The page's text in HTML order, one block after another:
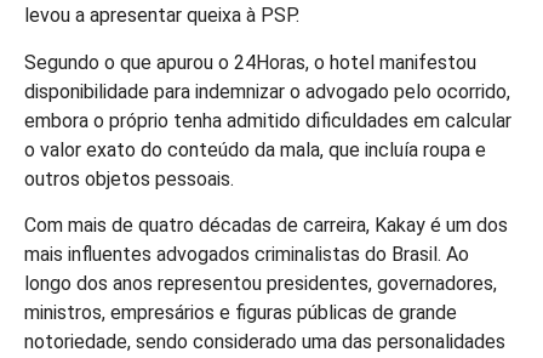
levou a apresentar queixa à PSP.
Segundo o que apurou o 24Horas, o hotel manifestou
disponibilidade para indemnizar o advogado pelo ocorrido,
embora o próprio tenha admitido dificuldades em calcular
o valor exato do conteúdo da mala, que incluía roupa e
outros objetos pessoais.
Com mais de quatro décadas de carreira, Kakay é um dos
mais influentes advogados criminalistas do Brasil. Ao
longo dos anos representou presidentes, governadores,
ministros, empresários e figuras públicas de grande
notoriedade, sendo considerado uma das personalidades